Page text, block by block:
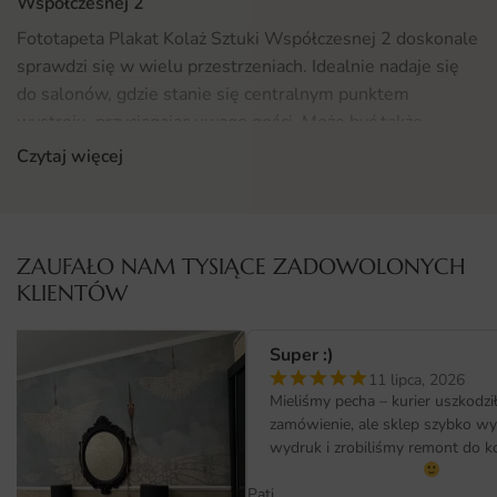
Fototapeta Plakat Kolaż Sztuki Współczesnej 2 doskonale
sprawdzi się w wielu przestrzeniach. Idealnie nadaje się
do salonów, gdzie stanie się centralnym punktem
świetnym wyborem do biur, dodając kreatywnego
formami sztuki. Dodatkowo, jeśli szukasz inspiracji do
aranżacji, zapraszamy do zapoznania się z naszą ofertą
Plakat Kolaż Sztuki Współczesnej 2 został wydrukowany
na wysokiej jakości papierze, co gwarantuje długotrwałą
trwałość oraz intensywność kolorów. Wykorzystana
Czytaj więcej
ZAUFAŁO NAM TYSIĄCE ZADOWOLONYCH
KLIENTÓW
Super :)
11 lipca, 2026
Mieliśmy pecha – kurier
zamówienie, ale sklep szybko
wydruk i zrobiliśmy remont do